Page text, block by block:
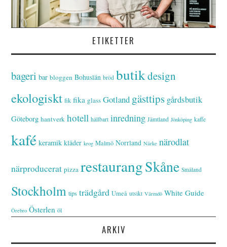
ETIKETTER
bageri bar bloggen Bohuslän bröd butikdesign
ekologiskt fik fika glass Gotland gästtips gårdsbutik
Göteborg hantverk hotell hållbart inredning Jämtland Jönköping kaffe
kafé keramik kläder krog Malmö Norrland Närke närodlat
närproducerat pizza restaurangSkåne Småland
Stockholm tips trädgård Umeå utsikt Värmdö White Guide
Örebro Österlen öl
ARKIV